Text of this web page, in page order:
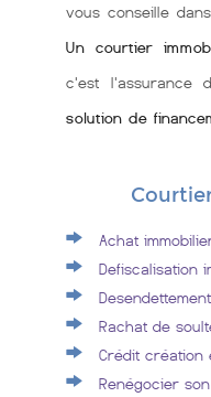
vous conseille
Un courtier
c'est l'assurance
solution de
Achat
Defiscalisation
Desendettement
Rachat de
Crédit création
Renégocier